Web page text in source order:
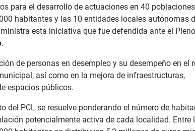
para el desarrollo de actuaciones en 40
habitantes y las 10 entidades locales autónomas
esta iniciativa que fue defendida ante el
.
de personas en desempleo y su desempeño en el
así como en la mejora de infraestructuras,
espacios públicos.
del PCL se resuelve ponderando el número de
potencialmente activa de cada localidad. Entre